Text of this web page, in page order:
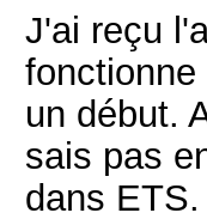
J'ai reçu
un début.
sais pas
dans